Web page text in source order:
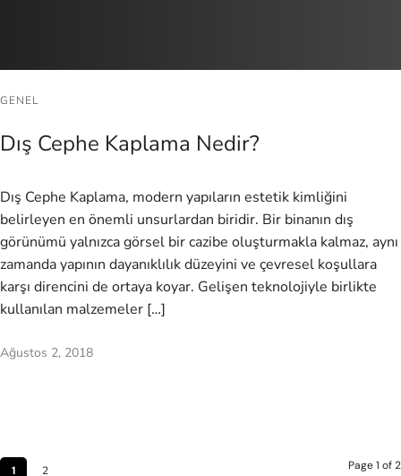
GENEL
Dış Cephe Kaplama Nedir?
Dış Cephe Kaplama, modern yapıların estetik kimliğini
belirleyen en önemli unsurlardan biridir. Bir binanın dış
görünümü yalnızca görsel bir cazibe oluşturmakla kalmaz, aynı
zamanda yapının dayanıklılık düzeyini ve çevresel koşullara
karşı direncini de ortaya koyar. Gelişen teknolojiyle birlikte
kullanılan malzemeler […]
Ağustos 2, 2018
1 2 Page 1 of 2